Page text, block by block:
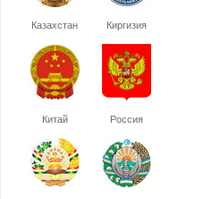
Казахстан Киргизия
Китай Россия